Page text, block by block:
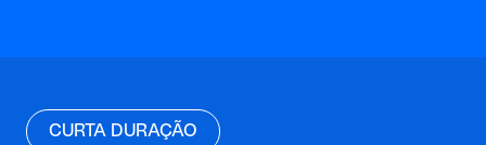
CURTA DURAÇÃO